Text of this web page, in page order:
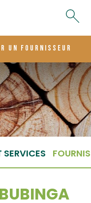
un fournisseur
SERVICES